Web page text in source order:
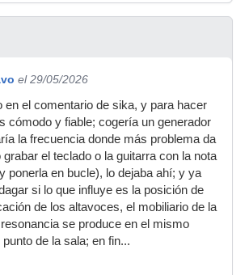
el 29/05/2026
en el comentario de sika, y para hacer
cómodo y fiable; cogería un generador
la frecuencia donde más problema da
grabar el teclado o la guitarra con la nota
ponerla en bucle), lo dejaba ahí; y ya
si lo que influye es la posición de
de los altavoces, el mobiliario de la
se produce en el mismo
de la sala; en fin...